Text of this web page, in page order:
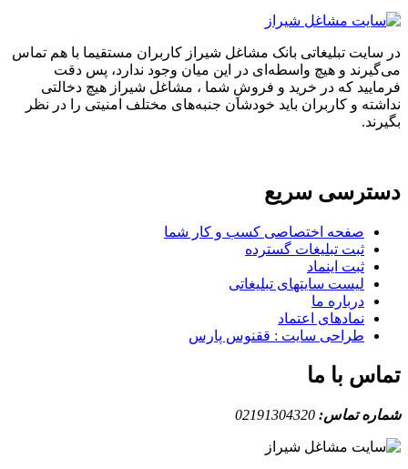
در سایت تبلیغاتی بانک مشاغل شیراز کاربران مستقیما با هم تماس
می‌گیرند و هیچ واسطه‌ای در این میان وجود ندارد، پس دقت
فرمایید که در خرید و فروشِ شما ، مشاغل شیراز هیچ دخالتی
نداشته و کاربران باید خودشان جنبه‌های مختلف امنیتی را در نظر
بگیرند.
دسترسی سریع
صفحه اختصاصی کسب و کار شما
ثبت تبلیغات گسترده
ثبت اینماد
لیست سایتهای تبلیغاتی
درباره ما
نمادهای اعتماد
طراحی سایت : ققنوس پارس
تماس با ما
شماره تماس: 02191304320